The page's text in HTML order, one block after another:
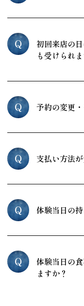
Q
初回来店の
も受けられ
Q 予約の変更
Q 支払い方法が
Q 体験当日の
Q
体験当日の
ますか？